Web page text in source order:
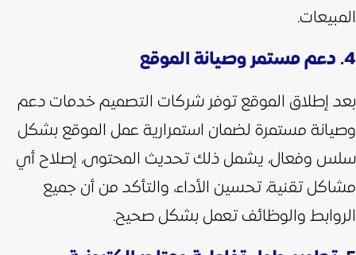
المبيعات.
4. دعم مستمر وصيانة الموقع
بعد إطلاق الموقع توفر شركات التصميم خدمات دعم
وصيانة مستمرة لضمان استمرارية عمل الموقع بشكل
سلس وفعال، يشمل ذلك تحديث المحتوى، إصلاح أي
مشاكل تقنية، تحسين الأداء، والتأكد من أن جميع
الروابط والوظائف تعمل بشكل صحيح.